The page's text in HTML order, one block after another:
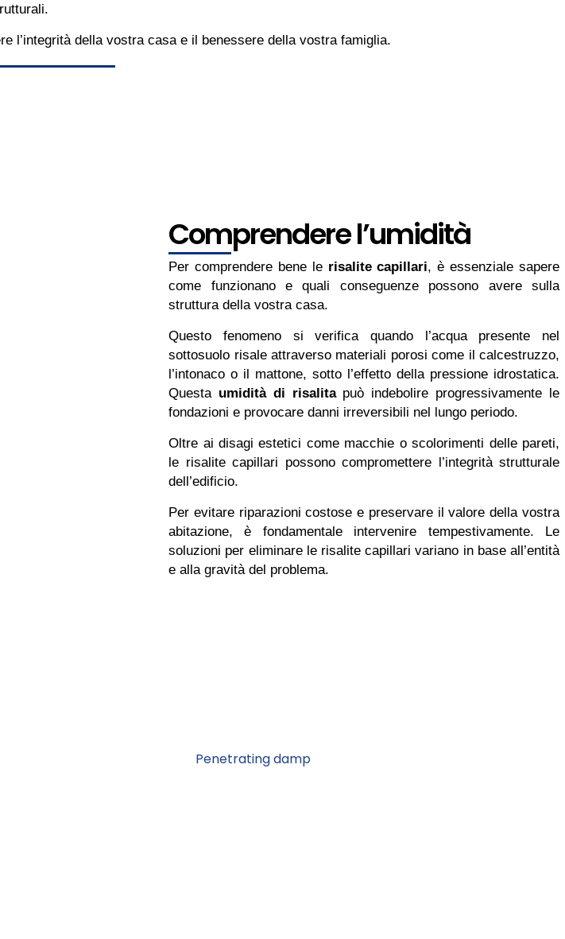
l’integrità della vostra casa e il benessere della vostra famiglia.
Comprendere l’umidità
Per comprendere bene le risalite capillari, è essenziale sapere
come funzionano e quali conseguenze possono avere sulla
struttura della vostra casa.
Questo fenomeno si verifica quando l’acqua presente nel
sottosuolo risale attraverso materiali porosi come il calcestruzzo,
l’intonaco o il mattone, sotto l’effetto della pressione idrostatica.
Questa umidità di risalitapuò indebolire progressivamente le
fondazioni e provocare danni irreversibili nel lungo periodo.
Oltre ai disagi estetici come macchie o scolorimenti delle pareti,
le risalite capillari possono compromettere l’integrità strutturale
dell’edificio.
Per evitare riparazioni costose e preservare il valore della vostra
abitazione, è fondamentale intervenire tempestivamente. Le
soluzioni per eliminare le risalite capillari variano in base all’entità
e alla gravità del problema.